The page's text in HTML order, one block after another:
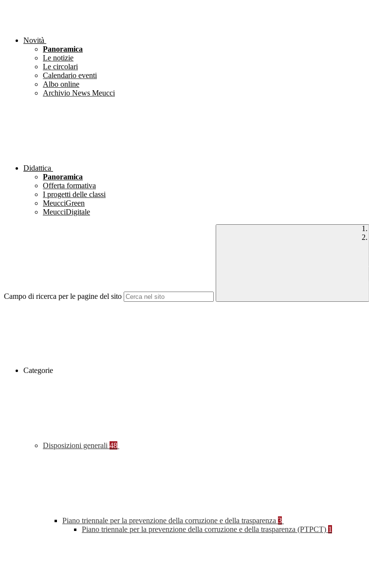
Novità
Panoramica
Le notizie
Le circolari
Calendario eventi
Albo online
Archivio News Meucci
Didattica
Panoramica
Offerta formativa
I progetti delle classi
MeucciGreen
MeucciDigitale
Campo di ricerca per le pagine del sito
Categorie
Disposizioni generali 48
Piano triennale per la prevenzione della corruzione e della trasparenza 3
Piano triennale per la prevenzione della corruzione e della trasparenza (PTPCT) 1